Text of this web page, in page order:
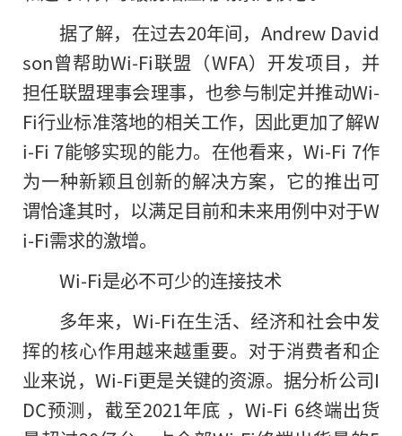
据了解，在过去20年间，Andrew David
son曾帮助Wi-Fi联盟（WFA）开发项目，并
担任联盟理事会理事，也参与制定并推动Wi-
Fi行业标准落地的相关工作，因此更加了解W
i-Fi 7能够实现的能力。在他看来，Wi-Fi 7作
为一种新颖且创新的解决方案，它的推出可
谓恰逢其时，以满足目前和未来用例中对于W
i-Fi需求的激增。
Wi-Fi是必不可少的连接技术
多年来，Wi-Fi在生活、经济和社会中发
挥的核心作用越来越重要。对于消费者和企
业来说，Wi-Fi更是关键的资源。据分析公司I
DC预测，截至2021年底 ，Wi-Fi 6终端出货